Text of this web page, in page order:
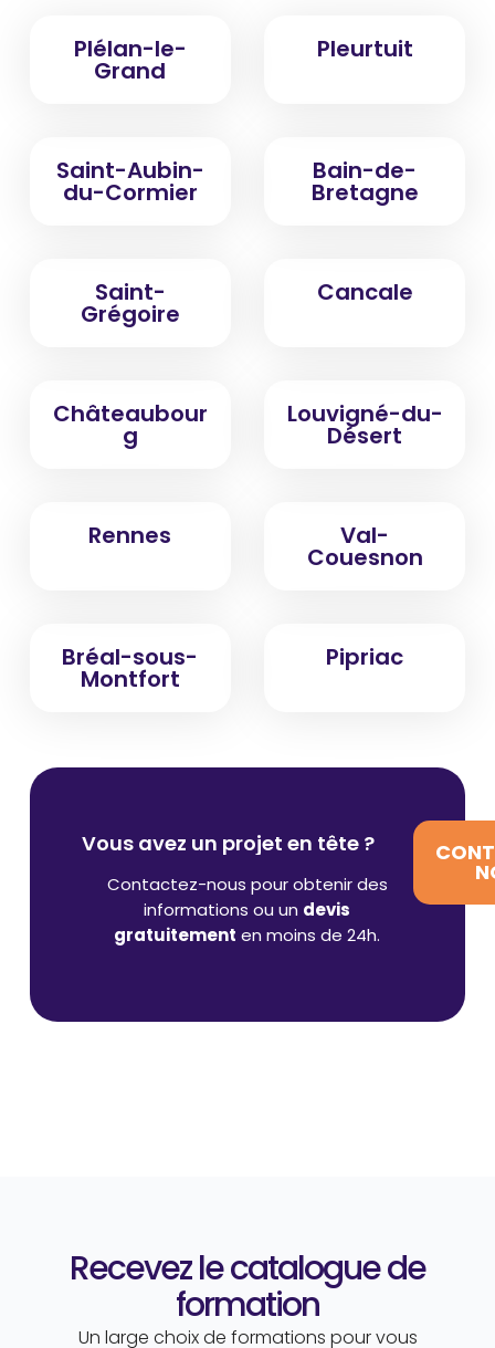
Plélan-le-
Grand
Pleurtuit
Saint-Aubin-
du-Cormier
Bain-de-
Bretagne
Saint-
Grégoire
Cancale
Châteaubour
g
Louvigné-du-
Désert
Rennes Val-
Couesnon
Bréal-sous-
Montfort
Pipriac
Vous avez un projet en tête ?
Contactez-nous pour obtenir des
informations ou un devis
gratuitement en moins de 24h.
Recevez le catalogue de
formation
Un large choix de formations pour vous